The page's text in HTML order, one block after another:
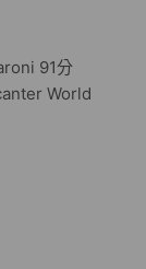
91分
World